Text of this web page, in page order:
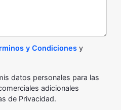
y Condicionesy
datos personales para las
adicionales
de Privacidad.